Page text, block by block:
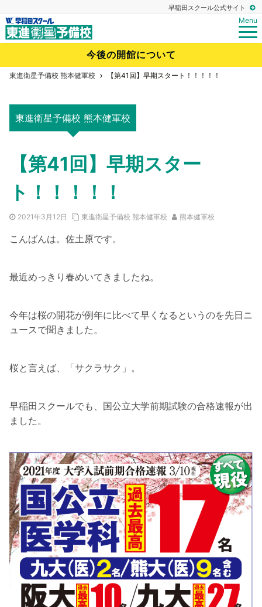
早稲田スクール公式サイト
Menu
今後の開館について
東進衛星予備校 熊本健軍校 【第41回】早期スタート！！！！！
東進衛星予備校 熊本健軍校
【第41回】早期スター
ト！！！！！
2021年3月12日 東進衛星予備校 熊本健軍校 熊本健軍校
こんばんは。佐土原です。
最近めっきり春めいてきましたね。
今年は桜の開花が例年に比べて早くなるというのを先日ニ
ュースで聞きました。
桜と言えば、「サクラサク」。
早稲田スクールでも、国公立大学前期試験の合格速報が出
ました。